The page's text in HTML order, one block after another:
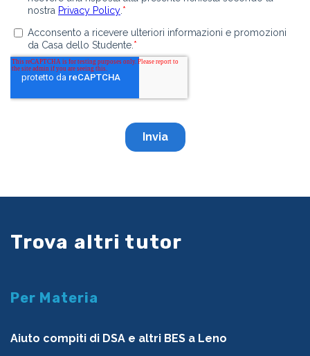
Trova altri tutor
Per Materia
Aiuto compiti di DSA e altri BES a Leno